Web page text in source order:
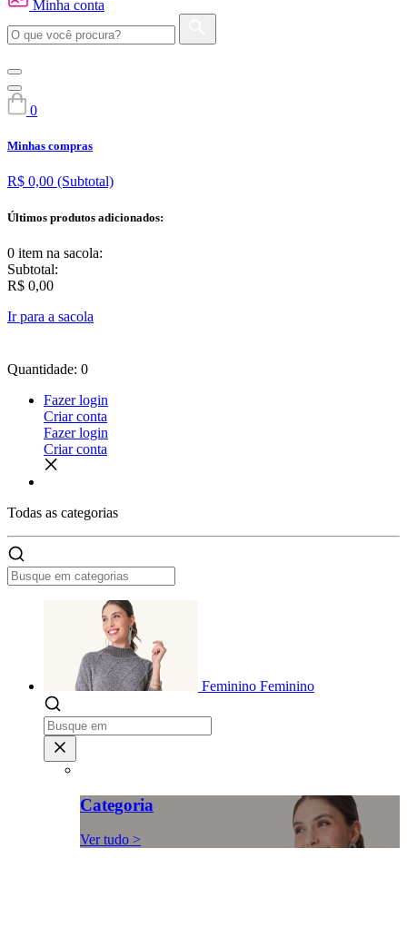
Minha conta
0
Minhas compras
R$ 0,00 (Subtotal)
Últimos produtos adicionados:
0 item na sacola:
Subtotal:
R$ 0,00
Ir para a sacola
Quantidade: 0
Fazer login
Criar conta
Fazer login
Criar conta
Todas as categorias
Feminino Feminino
Categoria
Ver tudo >